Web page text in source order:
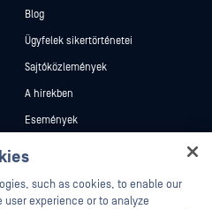
Blog
Ügyfelek sikertörténetei
Sajtóközlemények
A hírekben
Események
Fehér könyvek
such as cookies, to enable our
experience or to analyze
OPSWAT virtual assistant.